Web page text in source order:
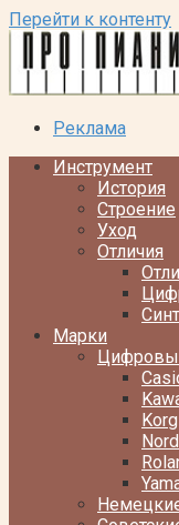
Перейти к контенту
Реклама
Инструмент
История
Строение
Уход
Отличия
Марки
Korg
Nord